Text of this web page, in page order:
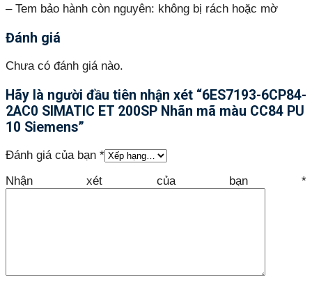
– Tem bảo hành còn nguyên: không bị rách hoặc mờ
Đánh giá
Chưa có đánh giá nào.
Hãy là người đầu tiên nhận xét “6ES7193-6CP84-
2AC0 SIMATIC ET 200SP Nhãn mã màu CC84 PU
10 Siemens”
Đánh giá của bạn *
Nhận xét của bạn *